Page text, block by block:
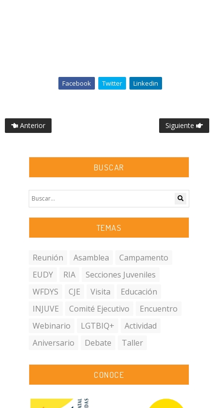
Facebook Twitter Linkedin
Anterior Siguiente
BUSCAR
TEMAS
Reunión Asamblea
Campamento
EUDY
RIA
Secciones Juveniles
WFDYS
CJE Visita
Educación
INJUVE
Comité Ejecutivo
Encuentro
Webinario
LGTBIQ+
Actividad
Aniversario
Debate Taller
CONOCE